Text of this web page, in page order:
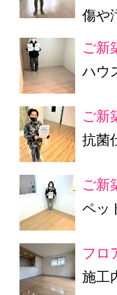
傷や
ご
ハウ
ご
抗菌
ご
ペッ
フロ
施工